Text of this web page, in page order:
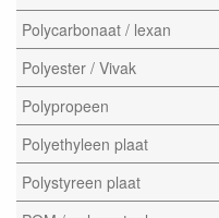
Polycarbonaat / lexan
Polyester / Vivak
Polypropeen
Polyethyleen plaat
Polystyreen plaat